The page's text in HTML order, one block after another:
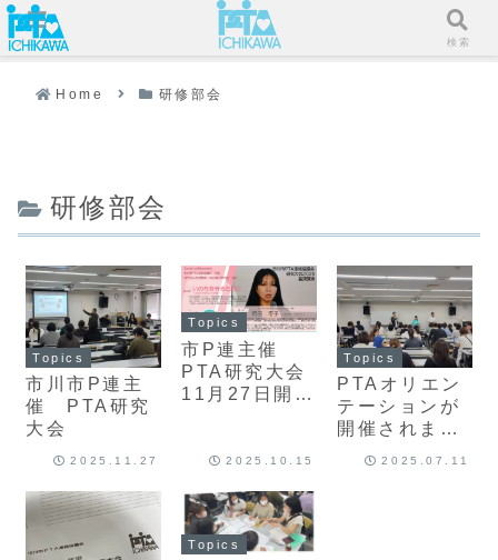
Home 研修部会
研修部会
Topics
市川市P連主
催 PTA研究
大会
2025.11.27
Topics
市P連主催
PTA研究大会
11月27日開催
2025.10.15
Topics
PTAオリエン
テーションが
開催されまし
た。
2025.07.11
Topics
メニュー 検索